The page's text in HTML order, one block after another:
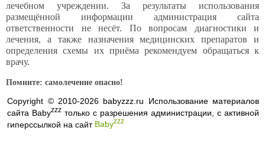
лечебном учреждении. За результаты использования
размещённой информации администрация сайта
ответственности не несёт. По вопросам диагностики и
лечения, а также назначения медицинских препаратов и
определения схемы их приёма рекомендуем обращаться к
врачу.
Помните: самолечение опасно!
Copyright © 2010-2026 babyzzz.ru Использование материалов
сайта Babyzzz только с разрешения администрации, с активной
гиперссылкой на сайт Babyzzz